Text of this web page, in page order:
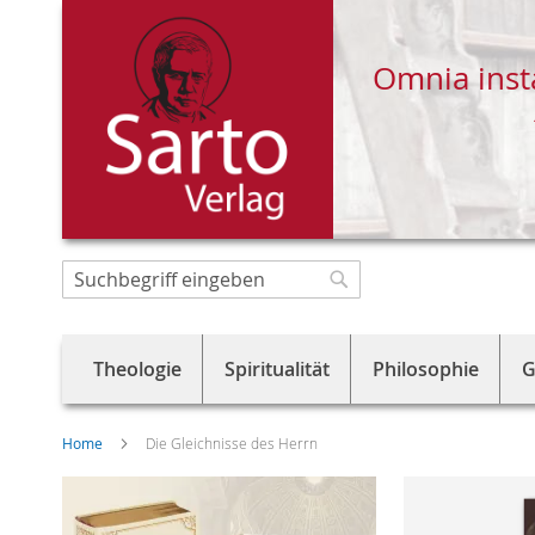
Direkt
zum
Omnia
Suche
Theologie Spiritualität Philosophie
Home Die Gleichnisse des Herrn